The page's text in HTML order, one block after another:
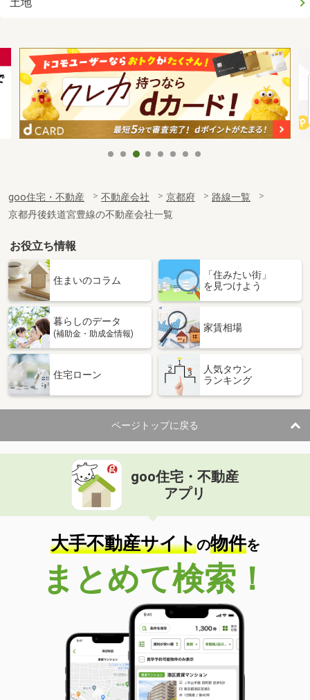
goo住宅・不動産 不動産会社 京都府
路線一覧
京都丹後鉄道宮豊線の不動産会社一覧
お役立ち情報
住まいのコラム
「住みたい街」
を見つけよう
暮らしのデータ
(補助金・助成金情報)
家賃相場
住宅ローン
人気タウン
ランキング
ページトップに戻る
goo住宅・不動産
アプリ
大手不動産サイトの物件を
まとめて検索！